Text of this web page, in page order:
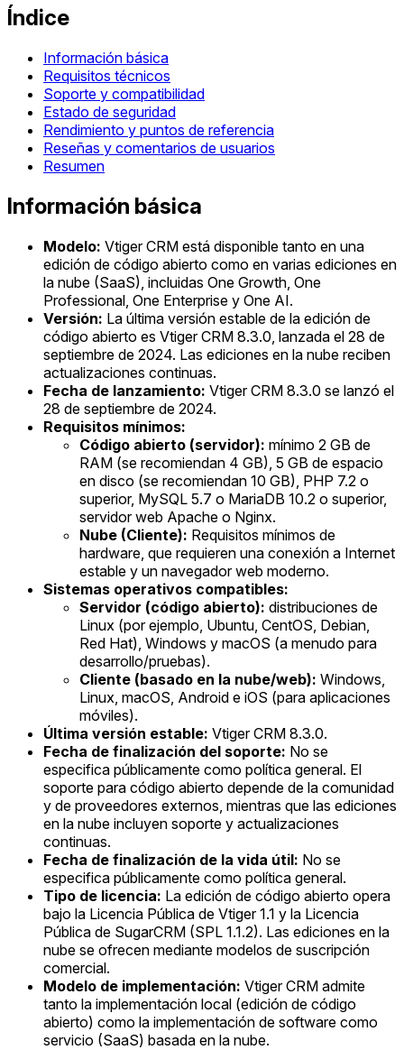
Índice
Información básica
Requisitos técnicos
Soporte y compatibilidad
Estado de seguridad
Rendimiento y puntos de referencia
Reseñas y comentarios de usuarios
Resumen
Información básica
Modelo: Vtiger CRM está disponible tanto en una
edición de código abierto como en varias ediciones en
la nube (SaaS), incluidas One Growth, One
Professional, One Enterprise y One AI.
Versión: La última versión estable de la edición de
código abierto es Vtiger CRM 8.3.0, lanzada el 28 de
septiembre de 2024. Las ediciones en la nube reciben
actualizaciones continuas.
Fecha de lanzamiento: Vtiger CRM 8.3.0 se lanzó el
28 de septiembre de 2024.
Requisitos mínimos:
Código abierto (servidor): mínimo 2 GB de
RAM (se recomiendan 4 GB), 5 GB de espacio
en disco (se recomiendan 10 GB), PHP 7.2 o
superior, MySQL 5.7 o MariaDB 10.2 o superior,
servidor web Apache o Nginx.
Nube (Cliente): Requisitos mínimos de
hardware, que requieren una conexión a Internet
estable y un navegador web moderno.
Sistemas operativos compatibles:
Servidor (código abierto): distribuciones de
Linux (por ejemplo, Ubuntu, CentOS, Debian,
Red Hat), Windows y macOS (a menudo para
desarrollo/pruebas).
Cliente (basado en la nube/web): Windows,
Linux, macOS, Android e iOS (para aplicaciones
móviles).
Última versión estable: Vtiger CRM 8.3.0.
Fecha de finalización del soporte: No se
especifica públicamente como política general. El
soporte para código abierto depende de la comunidad
y de proveedores externos, mientras que las ediciones
en la nube incluyen soporte y actualizaciones
continuas.
Fecha de finalización de la vida útil: No se
especifica públicamente como política general.
Tipo de licencia: La edición de código abierto opera
bajo la Licencia Pública de Vtiger 1.1 y la Licencia
Pública de SugarCRM (SPL 1.1.2). Las ediciones en la
nube se ofrecen mediante modelos de suscripción
comercial.
Modelo de implementación: Vtiger CRM admite
tanto la implementación local (edición de código
abierto) como la implementación de software como
servicio (SaaS) basada en la nube.